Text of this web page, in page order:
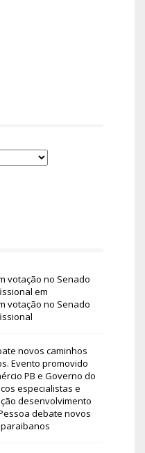
votação no Senado
em
votação no Senado
novos caminhos
Evento promovido
PB e Governo do
especialistas e
desenvolvimento
debate novos